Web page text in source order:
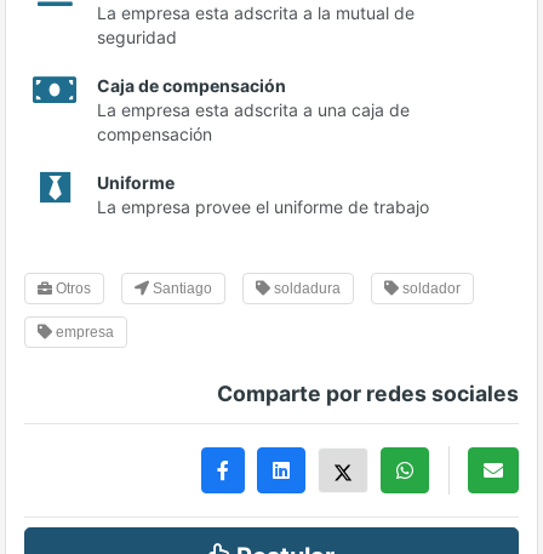
La empresa esta adscrita a la mutual de
seguridad
Caja de compensación
La empresa esta adscrita a una caja de
compensación
Uniforme
La empresa provee el uniforme de trabajo
Otros Santiago soldadura soldador
empresa
Comparte por redes sociales